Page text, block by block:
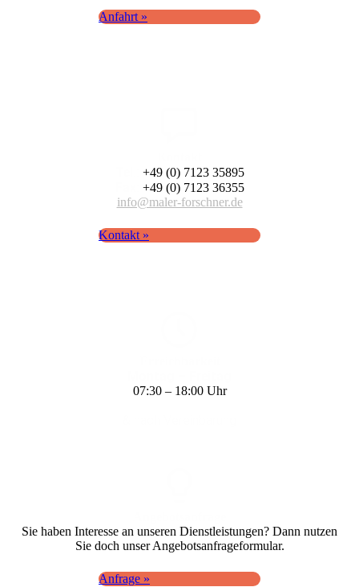
Anfahrt »
+49 (0) 7123 35895
+49 (0) 7123 36355
info@maler-forschner.de
Kontakt »
07:30 – 18:00 Uhr
Sie haben Interesse an unseren Dienst­leistungen? Dann nutzen
Sie doch unser Angebots­anfrage­formular.
Anfrage »